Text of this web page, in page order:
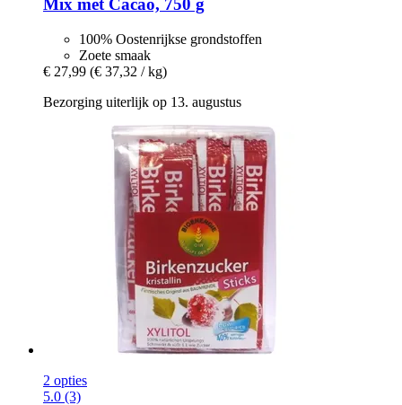
Mix met Cacao, 750 g
100% Oostenrijkse grondstoffen
Zoete smaak
€ 27,99 (€ 37,32 / kg)
Bezorging uiterlijk op 13. augustus
2 opties
5.0 (3)